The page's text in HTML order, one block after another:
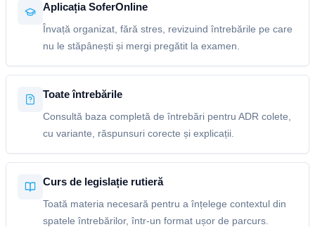
Aplicația SoferOnline
Învață organizat, fără stres, revizuind întrebările pe care
nu le stăpânești și mergi pregătit la examen.
Toate întrebările
Consultă baza completă de întrebări pentru ADR colete,
cu variante, răspunsuri corecte și explicații.
Curs de legislație rutieră
Toată materia necesară pentru a înțelege contextul din
spatele întrebărilor, într-un format ușor de parcurs.